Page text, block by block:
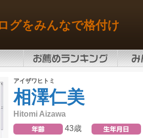
グをみんなで格付け
アイザワヒトミ
相澤仁美
Hitomi Aizawa
43歳